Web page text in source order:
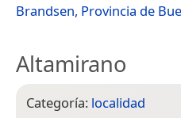
Brandsen, Provincia de
Altamirano
Categoría: localidad